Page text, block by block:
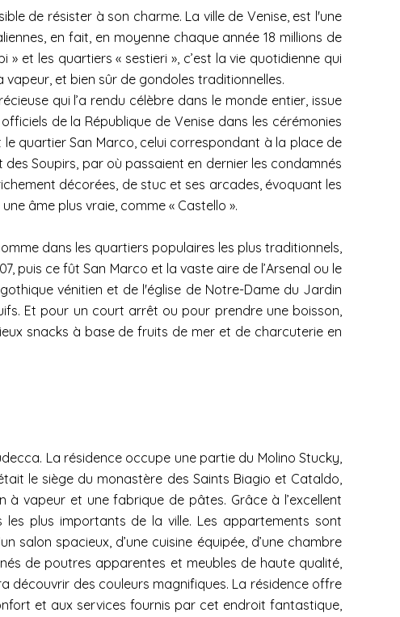
de résister à son charme. La ville de Venise, est l'une
en fait, en moyenne chaque année 18 millions de
et les quartiers « sestieri », c’est la vie quotidienne qui
et bien sûr de gondoles traditionnelles.
qui l’a rendu célèbre dans le monde entier, issue
de la République de Venise dans les cérémonies
quartier San Marco, celui correspondant à la place de
Soupirs, par où passaient en dernier les condamnés
décorées, de stuc et ses arcades, évoquant les
âme plus vraie, comme « Castello ».
dans les quartiers populaires les plus traditionnels,
puis ce fût San Marco et la vaste aire de l’Arsenal ou le
vénitien et de l'église de Notre-Dame du Jardin
Et pour un court arrêt ou pour prendre une boisson,
snacks à base de fruits de mer et de charcuterie en
La résidence occupe une partie du Molino Stucky,
le siège du monastère des Saints Biagio et Cataldo,
à vapeur et une fabrique de pâtes. Grâce à l’excellent
plus importants de la ville. Les appartements sont
salon spacieux, d’une cuisine équipée, d’une chambre
de poutres apparentes et meubles de haute qualité,
découvrir des couleurs magnifiques. La résidence offre
et aux services fournis par cet endroit fantastique,